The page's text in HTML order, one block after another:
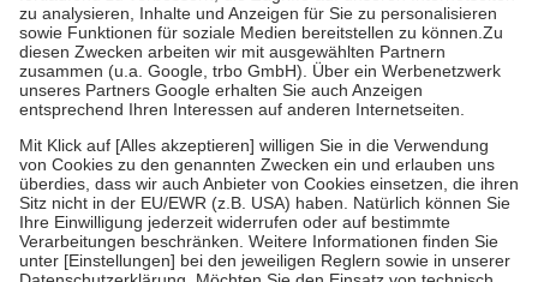
höchstens zehn Euro.Es sind jedoch nie mehr als die tatsächlichen
Kosten der Leistung zu entrichten.
Diese Regeln gelten grundsätzlich auch für Online-Apotheken.
Bei Heilmitteln und häuslicher Krankenpflege beträgt die
Zuzahlung zehn Prozent der Kosten sowie zehn Euro je
Verordnung.
Um das Engagement der Versicherten für ihre eigene Gesundheit zu
stärken und die besondere Stellung der Familie zu unterstützen,
fallenkeine Zuzahlungenan bei:
• Kindern und Jugendlichen bis zum vollendeten 18. Lebensjahr
mit Ausnahme der Fahrkosten